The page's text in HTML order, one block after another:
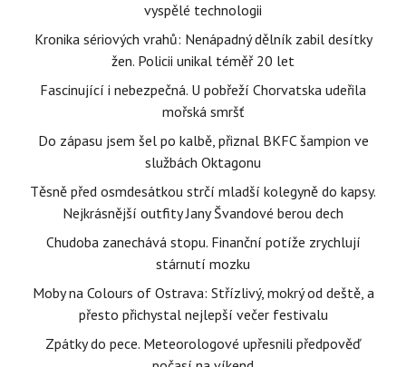
vyspělé technologii
Kronika sériových vrahů: Nenápadný dělník zabil desítky
žen. Policii unikal téměř 20 let
Fascinující i nebezpečná. U pobřeží Chorvatska udeřila
mořská smršť
Do zápasu jsem šel po kalbě, přiznal BKFC šampion ve
službách Oktagonu
Těsně před osmdesátkou strčí mladší kolegyně do kapsy.
Nejkrásnější outfity Jany Švandové berou dech
Chudoba zanechává stopu. Finanční potíže zrychlují
stárnutí mozku
Moby na Colours of Ostrava: Střízlivý, mokrý od deště, a
přesto přichystal nejlepší večer festivalu
Zpátky do pece. Meteorologové upřesnili předpověď